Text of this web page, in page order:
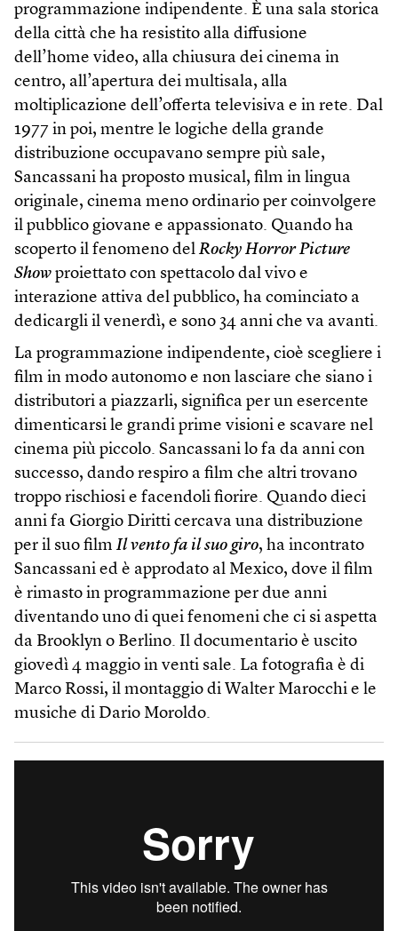
programmazione indipendente. È una sala storica
della città che ha resistito alla diffusione
dell’home video, alla chiusura dei cinema in
centro, all’apertura dei multisala, alla
moltiplicazione dell’offerta televisiva e in rete. Dal
1977 in poi, mentre le logiche della grande
distribuzione occupavano sempre più sale,
Sancassani ha proposto musical, film in lingua
originale, cinema meno ordinario per coinvolgere
il pubblico giovane e appassionato. Quando ha
scoperto il fenomeno del Rocky Horror Picture
Show proiettato con spettacolo dal vivo e
interazione attiva del pubblico, ha cominciato a
dedicargli il venerdì, e sono 34 anni che va avanti.
La programmazione indipendente, cioè scegliere i
film in modo autonomo e non lasciare che siano i
distributori a piazzarli, significa per un esercente
dimenticarsi le grandi prime visioni e scavare nel
cinema più piccolo. Sancassani lo fa da anni con
successo, dando respiro a film che altri trovano
troppo rischiosi e facendoli fiorire. Quando dieci
anni fa Giorgio Diritti cercava una distribuzione
per il suo film Il vento fa il suo giro, ha incontrato
Sancassani ed è approdato al Mexico, dove il film
è rimasto in programmazione per due anni
diventando uno di quei fenomeni che ci si aspetta
da Brooklyn o Berlino. Il documentario è uscito
giovedì 4 maggio in venti sale. La fotografia è di
Marco Rossi, il montaggio di Walter Marocchi e le
musiche di Dario Moroldo.